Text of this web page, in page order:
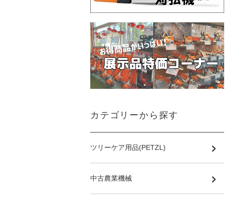
カテゴリーから探す
ツリーケア用品(PETZL)
中古農業機械